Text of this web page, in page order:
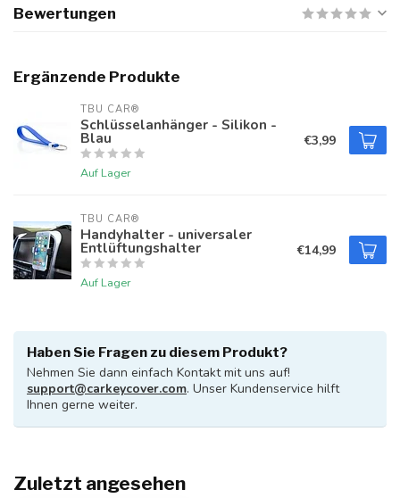
Bewertungen
Ergänzende Produkte
TBU CAR®
Schlüsselanhänger - Silikon -
Blau
Auf Lager
€3,99
TBU CAR®
Handyhalter - universaler
Entlüftungshalter
Auf Lager
€14,99
Haben Sie Fragen zu diesem Produkt?
Nehmen Sie dann einfach Kontakt mit uns auf!
support@carkeycover.com. Unser Kundenservice hilft
Ihnen gerne weiter.
Zuletzt angesehen